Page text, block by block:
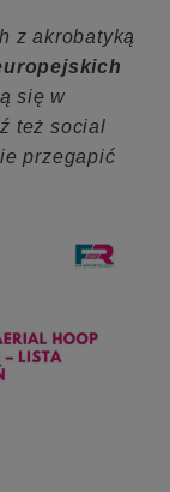
z akrobatyką
się w
też social
przegapić